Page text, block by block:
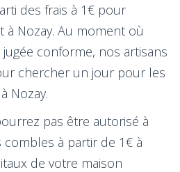
des frais à 1€ pour
à Nozay. Au moment où
conforme, nos artisans
chercher un jour pour les
Nozay.
pas être autorisé à
combles à partir de 1€ à
de votre maison